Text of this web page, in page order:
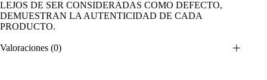
LEJOS DE SER CONSIDERADAS COMO DEFECTO,
DEMUESTRAN LA AUTENTICIDAD DE CADA
PRODUCTO.
Valoraciones (0)